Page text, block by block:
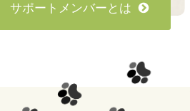
サポートメンバーとは